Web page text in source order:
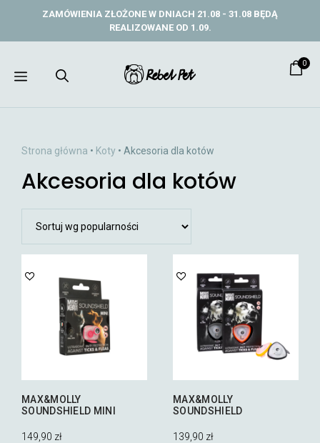
ZAMÓWIENIA ZŁOŻONE W DNIACH 21.08 - 31.08 BĘDĄ
REALIZOWANE OD 1.09.
Menu
0
Strona główna • Koty • Akcesoria dla kotów
Akcesoria dla kotów
MAX&MOLLY
SOUNDSHIELD MINI
149,90 zł
MAX&MOLLY
SOUNDSHIELD
139,90 zł